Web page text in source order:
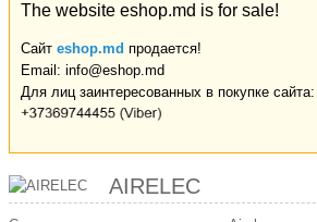
The website eshop.md is for sale!
Сайт eshop.md продается!
Email: info@eshop.md
Для лиц заинтересованных в покупке сайта:
AIRELEC